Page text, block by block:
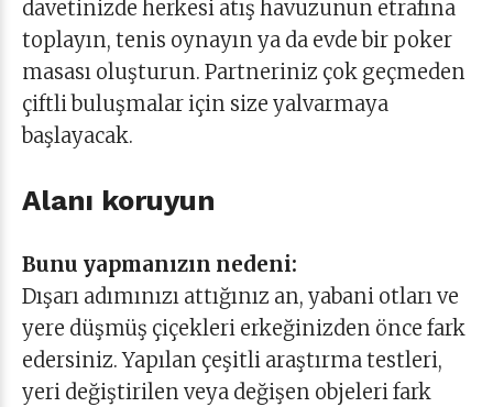
davetinizde herkesi atış havuzunun etrafına
toplayın, tenis oynayın ya da evde bir poker
masası oluşturun. Partneriniz çok geçmeden
çiftli buluşmalar için size yalvarmaya
başlayacak.
Alanı koruyun
Bunu yapmanızın nedeni:
Dışarı adımınızı attığınız an, yabani otları ve
yere düşmüş çiçekleri erkeğinizden önce fark
edersiniz. Yapılan çeşitli araştırma testleri,
yeri değiştirilen veya değişen objeleri fark